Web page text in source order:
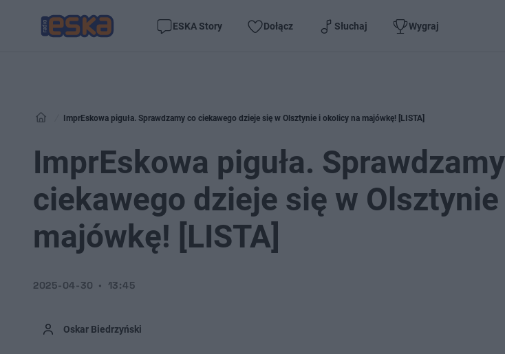
ESKA Story Dołącz Słuchaj Wygraj
ImprEskowa piguła. Sprawdzamy co ciekawego dzieje się w Olsztynie i okolicy na majówkę! [LISTA]
ImprEskowa piguła.
ciekawego dzieje się w
majówkę! [LISTA]
Oskar Biedrzyński
2025-04-30 13:45